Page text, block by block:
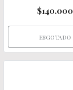
$140.000
ESGOTADO